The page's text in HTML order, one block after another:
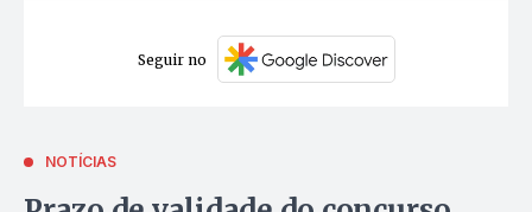
Seguir no
NOTÍCIAS